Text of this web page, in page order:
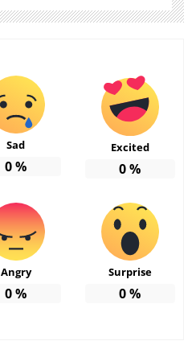
Sad
0%
Excited
0%
Angry
0%
Surprise
0%